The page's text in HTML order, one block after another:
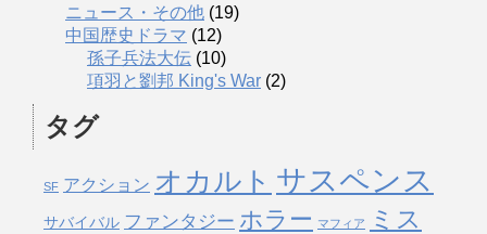
ニュース・その他 (19)
中国歴史ドラマ (12)
孫子兵法大伝 (10)
項羽と劉邦 King's War (2)
タグ
SF アクション オカルト サスペンス
サバイバル ファンタジー ホラー マフィア
ミス